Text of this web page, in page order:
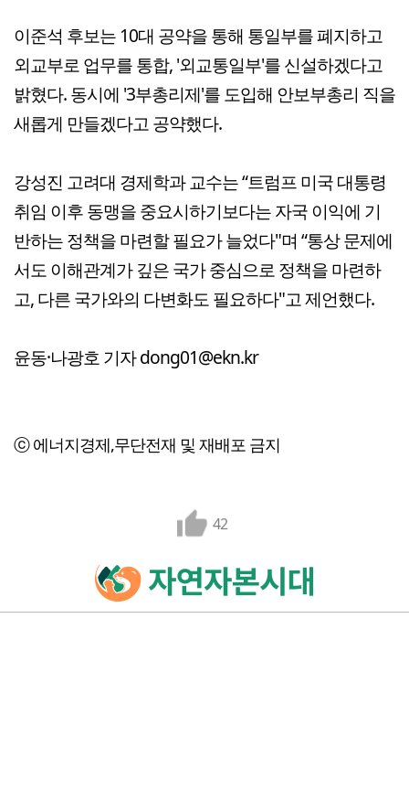
이준석 후보는 10대 공약을 통해 통일부를 폐지하고
외교부로 업무를 통합, '외교통일부'를 신설하겠다고
밝혔다. 동시에 '3부총리제'를 도입해 안보부총리 직을
새롭게 만들겠다고 공약했다.
강성진 고려대 경제학과 교수는 “트럼프 미국 대통령
취임 이후 동맹을 중요시하기보다는 자국 이익에 기
반하는 정책을 마련할 필요가 늘었다"며 “통상 문제에
서도 이해관계가 깊은 국가 중심으로 정책을 마련하
고, 다른 국가와의 다변화도 필요하다"고 제언했다.
윤동·나광호 기자 dong01@ekn.kr
ⓒ 에너지경제,무단전재 및 재배포 금지
42